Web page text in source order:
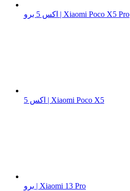
اكس 5 برو | Xiaomi Poco X5 Pro
اكس 5 | Xiaomi Poco X5
برو | Xiaomi 13 Pro